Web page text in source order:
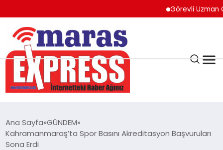
Görevli Uzman Çavuş
K.MARAŞ
ANDIRIN
Ana Sayfa GÜNDEM
Kahramanmaraş’ta Spor Basını Akreditasyon Başvuruları
Sona Erdi